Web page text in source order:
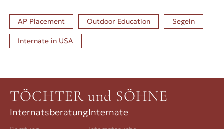
AP Placement Outdoor Education Segeln
Internate in USA
TÖCHTER und SÖHNE
InternatsberatungInternate